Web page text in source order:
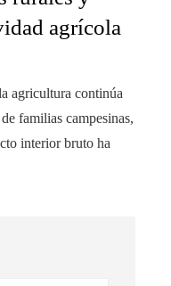
agrícola
agricultura continúa
familias campesinas,
interior bruto ha